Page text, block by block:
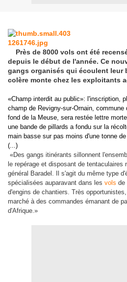
Près de 8000 vols ont été
depuis le début de l'année. Ce
gangs organisés qui écoulent leur
colère monte chez les exploitants
«Champ interdit au public»: l'inscription,
champ de Revigny-sur-Ornain,
fond de la Meuse, sera restée lettre
une bande de pillards a fondu sur la
main basse sur pas moins d'une tonne
(...)
«Des gangs itinérants sillonnent
le repérage et disposant de
général Baradel. Il s'agit du même type
spécialisées auparavant dans les vols de
d'engins de chantiers. Très
marché à des commandes émanant de
d'Afrique.»